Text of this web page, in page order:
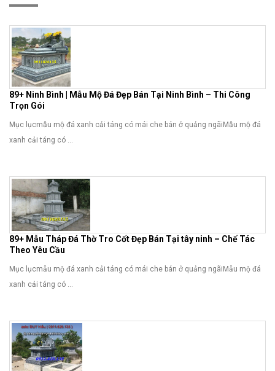
89+ Ninh Bình | Mẫu Mộ Đá Đẹp Bán Tại Ninh Bình – Thi Công
Trọn Gói
Mục lụcmẫu mộ đá xanh cải táng có mái che bán ở quảng ngãiMẫu mộ đá
xanh cải táng có ...
89+ Mẫu Tháp Đá Thờ Tro Cốt Đẹp Bán Tại tây ninh – Chế Tác
Theo Yêu Cầu
Mục lụcmẫu mộ đá xanh cải táng có mái che bán ở quảng ngãiMẫu mộ đá
xanh cải táng có ...